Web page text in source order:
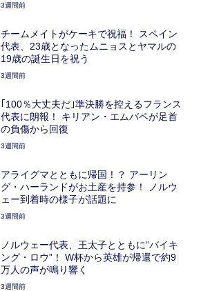
3週間前
チームメイトがケーキで祝福！ スペイン
代表、23歳となったムニョスとヤマルの
19歳の誕生日を祝う
3週間前
｢100％大丈夫だ｣準決勝を控えるフランス
代表に朗報！ キリアン・エムバペが足首
の負傷から回復
3週間前
アライグマとともに帰国！？ アーリン
グ・ハーランドがお土産を持参！ ノルウ
ェー到着時の様子が話題に
3週間前
ノルウェー代表、王太子とともに“バイキ
ング・ロウ”！ W杯から英雄が帰還で約9
万人の声が鳴り響く
3週間前